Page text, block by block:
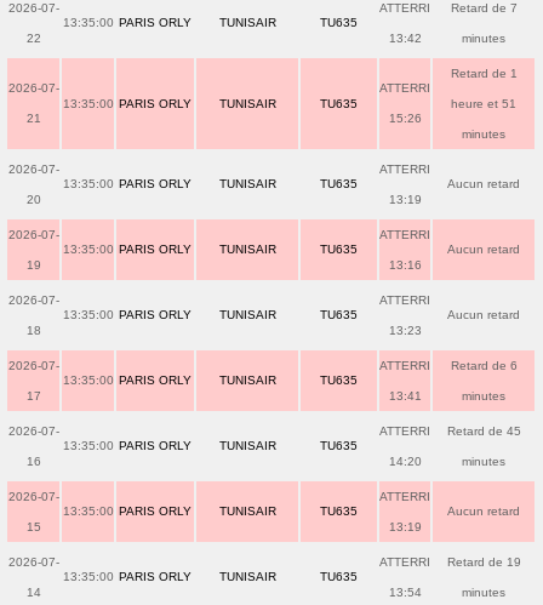
2026-07-
22
13:35:00 PARIS ORLY TUNISAIR TU635
ATTERRI
13:42
Retard de 7
minutes
2026-07-
21
13:35:00 PARIS ORLY TUNISAIR TU635
ATTERRI
15:26
Retard de 1
heure et 51
minutes
2026-07-
20
13:35:00 PARIS ORLY TUNISAIR TU635
ATTERRI
13:19
Aucun retard
2026-07-
19
13:35:00 PARIS ORLY TUNISAIR TU635
ATTERRI
13:16
Aucun retard
2026-07-
18
13:35:00 PARIS ORLY TUNISAIR TU635
ATTERRI
13:23
Aucun retard
2026-07-
17
13:35:00 PARIS ORLY TUNISAIR TU635
ATTERRI
13:41
Retard de 6
minutes
2026-07-
16
13:35:00 PARIS ORLY TUNISAIR TU635
ATTERRI
14:20
Retard de 45
minutes
2026-07-
15
13:35:00 PARIS ORLY TUNISAIR TU635
ATTERRI
13:19
Aucun retard
2026-07-
14
13:35:00 PARIS ORLY TUNISAIR TU635
ATTERRI
13:54
Retard de 19
minutes